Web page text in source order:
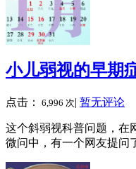
小儿弱视的早期
点击： 6,996 次| 暂无评论
这个斜弱视科普问题，在
微问中，有一个网友提问